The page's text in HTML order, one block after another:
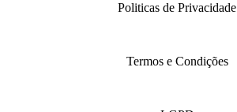
Politicas de Privacidade
Termos e Condições